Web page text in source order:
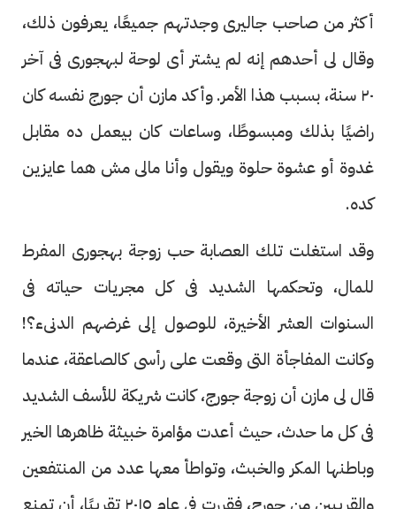
أكثر من صاحب جاليرى وجدتهم جميعًا، يعرفون ذلك،
وقال لى أحدهم إنه لم يشتر أى لوحة لبهجورى فى آخر
٢٠ سنة، بسبب هذا الأمر. وأكد مازن أن جورج نفسه كان
راضيًا بذلك ومبسوطًا، وساعات كان بيعمل ده مقابل
غدوة أو عشوة حلوة ويقول وأنا مالى مش هما عايزين
كده.
وقد استغلت تلك العصابة حب زوجة بهجورى المفرط
للمال، وتحكمها الشديد فى كل مجريات حياته فى
السنوات العشر الأخيرة، للوصول إلى غرضهم الدنىء؟!
وكانت المفاجأة التى وقعت على رأسى كالصاعقة، عندما
قال لى مازن أن زوجة جورج، كانت شريكة للأسف الشديد
فى كل ما حدث، حيث أعدت مؤامرة خبيثة ظاهرها الخير
وباطنها المكر والخبث، وتواطأ معها عدد من المنتفعين